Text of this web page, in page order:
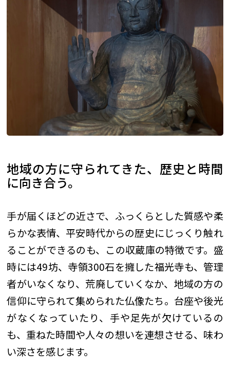
地域の方に守られてきた、歴史と時間
に向き合う。
手が届くほどの近さで、ふっくらとした質感や柔
らかな表情、平安時代からの歴史にじっくり触れ
ることができるのも、この収蔵庫の特徴です。盛
時には49坊、寺領300石を擁した福光寺も、管理
者がいなくなり、荒廃していくなか、地域の方の
信仰に守られて集められた仏像たち。台座や後光
がなくなっていたり、手や足先が欠けているの
も、重ねた時間や人々の想いを連想させる、味わ
い深さを感じます。